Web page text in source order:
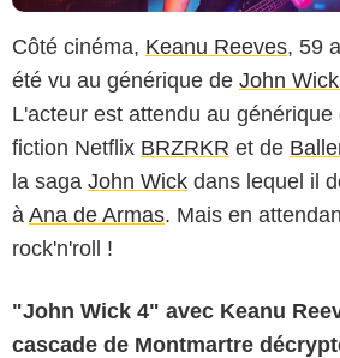
Côté cinéma, Keanu Reeves, 59
été vu au générique de John
L'acteur est attendu au
fiction Netflix BRZRKR et de
la saga John Wick dans lequel il
à Ana de Armas. Mais en
rock'n'roll !
"John Wick 4" avec Keanu
cascade de Montmartre